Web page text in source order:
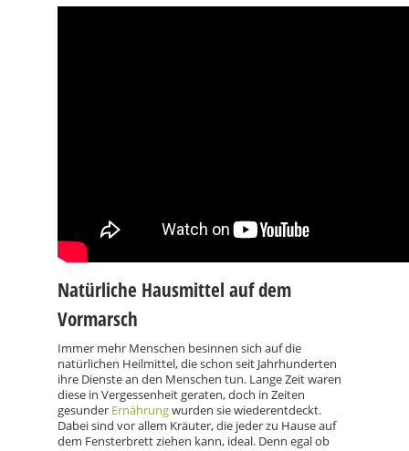
Natürliche Hausmittel auf dem
Vormarsch
Immer mehr Menschen besinnen sich auf die
natürlichen Heilmittel, die schon seit Jahrhunderten
ihre Dienste an den Menschen tun. Lange Zeit waren
diese in Vergessenheit geraten, doch in Zeiten
gesunder Ernährungwurden sie wiederentdeckt.
Dabei sind vor allem Kräuter, die jeder zu Hause auf
dem Fensterbrett ziehen kann, ideal. Denn egal ob